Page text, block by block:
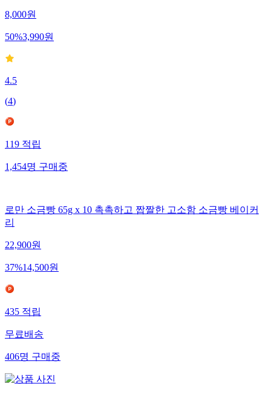
8,000원
50%3,990원
4.5
(4)
119적립
1,454명구매중
로만 소금빵 65g x 10 촉촉하고 짭짤한 고소함 소금빵 베이커
리
22,900원
37%14,500원
435적립
무료배송
406명구매중